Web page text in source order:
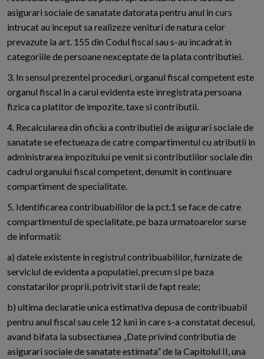
asigurari sociale de sanatate datorata pentru anul in curs
intrucat au inceput sa realizeze venituri de natura celor
prevazute la art. 155 din Codul fiscal sau s-au incadrat in
categoriile de persoane nexceptate de la plata contributiei.
3. In sensul prezentei proceduri, organul fiscal competent este
organul fiscal in a carui evidenta este inregistrata persoana
fizica ca platitor de impozite, taxe si contributii.
4. Recalcularea din oficiu a contributiei de asigurari sociale de
sanatate se efectueaza de catre compartimentul cu atributii in
administrarea impozitului pe venit si contributiilor sociale din
cadrul organului fiscal competent, denumit in continuare
compartiment de specialitate.
5. Identificarea contribuabililor de la pct.1 se face de catre
compartimentul de specialitate, pe baza urmatoarelor surse
de informatii:
a) datele existente in registrul contribuabililor, furnizate de
serviciul de evidenta a populatiei, precum si pe baza
constatarilor proprii, potrivit starii de fapt reale;
b) ultima declaratie unica estimativa depusa de contribuabil
pentru anul fiscal sau cele 12 luni in care s-a constatat decesul,
avand bifata la subsectiunea „Date privind contributia de
asigurari sociale de sanatate estimata” de la Capitolul II, una